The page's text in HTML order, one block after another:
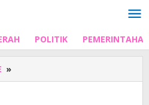
POLITIK
»
Sulbar: